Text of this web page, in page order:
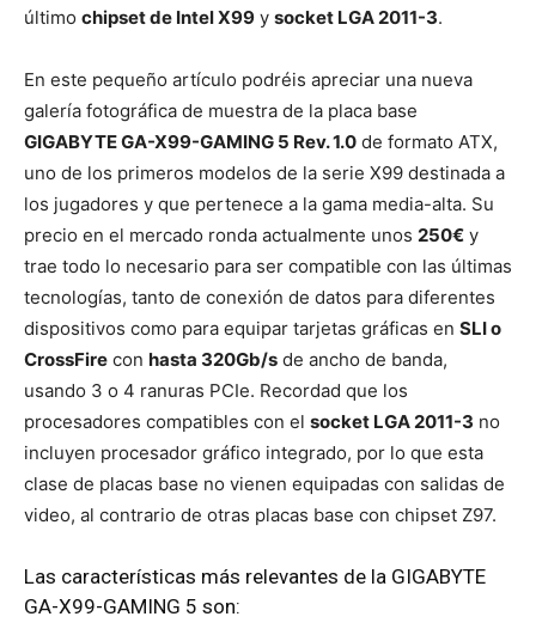
último chipset de Intel X99 y socket LGA 2011-3.
En este pequeño artículo podréis apreciar una nueva
galería fotográfica de muestra de la placa base
GIGABYTE GA-X99-GAMING 5 Rev. 1.0 de formato ATX,
uno de los primeros modelos de la serie X99 destinada a
los jugadores y que pertenece a la gama media-alta. Su
precio en el mercado ronda actualmente unos 250€ y
trae todo lo necesario para ser compatible con las últimas
tecnologías, tanto de conexión de datos para diferentes
dispositivos como para equipar tarjetas gráficas en SLI o
CrossFire con hasta 320Gb/s de ancho de banda,
usando 3 o 4 ranuras PCIe. Recordad que los
procesadores compatibles con el socket LGA 2011-3 no
incluyen procesador gráfico integrado, por lo que esta
clase de placas base no vienen equipadas con salidas de
video, al contrario de otras placas base con chipset Z97.
Las características más relevantes de la GIGABYTE
GA-X99-GAMING 5 son: